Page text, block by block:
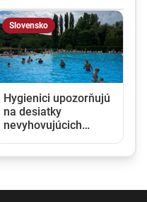
Slovensko
Hygienici upozorňujú
na desiatky
nevyhovujúcich